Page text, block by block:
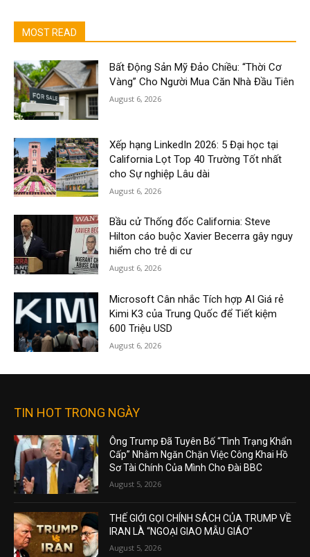
MOST READ
Bất Động Sản Mỹ Đảo Chiều: “Thời Cơ
Vàng” Cho Người Mua Căn Nhà Đầu Tiên
August 6, 2026
Xếp hạng LinkedIn 2026: 5 Đại học tại
California Lọt Top 40 Trường Tốt nhất
cho Sự nghiệp Lâu dài
August 6, 2026
Bầu cử Thống đốc California: Steve
Hilton cáo buộc Xavier Becerra gây nguy
hiểm cho trẻ di cư
August 6, 2026
Microsoft Cân nhắc Tích hợp AI Giá rẻ
Kimi K3 của Trung Quốc để Tiết kiệm
600 Triệu USD
August 6, 2026
TIN HOT TRONG NGÀY
Ông Trump Đã Tuyên Bố “Tình Trạng Khẩn
Cấp” Nhằm Ngăn Chặn Việc Công Khai Hồ
Sơ Tài Chính Của Mình Cho Đài BBC
August 5, 2026
THẾ GIỚI GỌI CHÍNH SÁCH CỦA TRUMP VỀ
IRAN LÀ “NGOẠI GIAO MẪU GIÁO”
August 5, 2026